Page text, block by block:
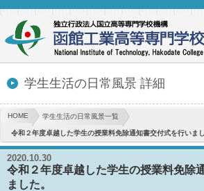
学生生活の日常風景 詳細
HOME 学生生活の日常風景一覧
令和２年度卓越した学生の授業料免除通知書交付式を行いまし
2020.10.30
令和２年度卓越した学生の授業料免除
ました。